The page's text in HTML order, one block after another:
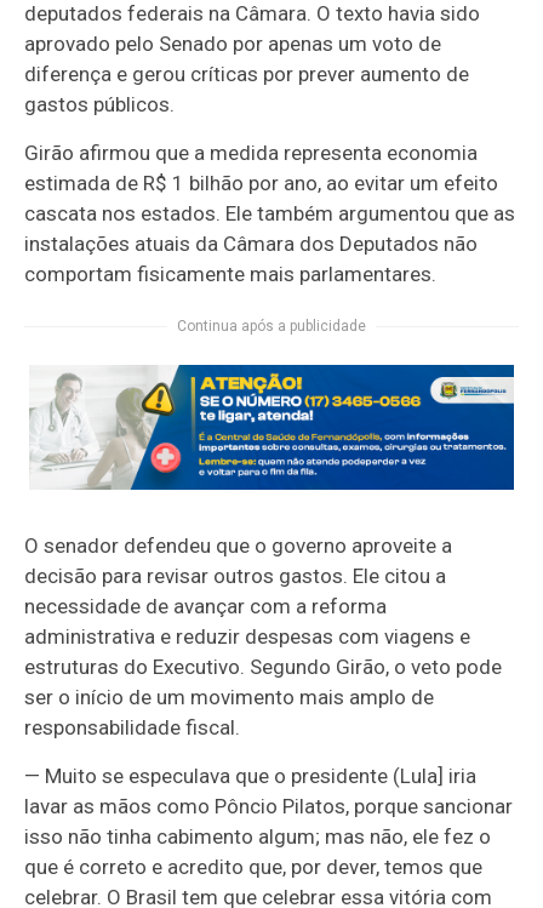
deputados federais na Câmara. O texto havia sido
aprovado pelo Senado por apenas um voto de
diferença e gerou críticas por prever aumento de
gastos públicos.
Girão afirmou que a medida representa economia
estimada de R$ 1 bilhão por ano, ao evitar um efeito
cascata nos estados. Ele também argumentou que as
instalações atuais da Câmara dos Deputados não
comportam fisicamente mais parlamentares.
Continua após a publicidade
O senador defendeu que o governo aproveite a
decisão para revisar outros gastos. Ele citou a
necessidade de avançar com a reforma
administrativa e reduzir despesas com viagens e
estruturas do Executivo. Segundo Girão, o veto pode
ser o início de um movimento mais amplo de
responsabilidade fiscal.
— Muito se especulava que o presidente (Lula] iria
lavar as mãos como Pôncio Pilatos, porque sancionar
isso não tinha cabimento algum; mas não, ele fez o
que é correto e acredito que, por dever, temos que
celebrar. O Brasil tem que celebrar essa vitória com